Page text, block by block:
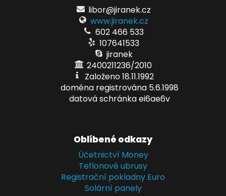
libor@jiranek.cz
www.jiranek.cz
602 466 533
107641533
jiranek
2400211236/2010
Založeno 18.11.1992
doména registrována 5.6.1998
datová schránka ei6ae6v
Oblíbené odkazy
Účetnictví Money
Teflonové ubrusy
Registrační pokladny Euro
Solární panely